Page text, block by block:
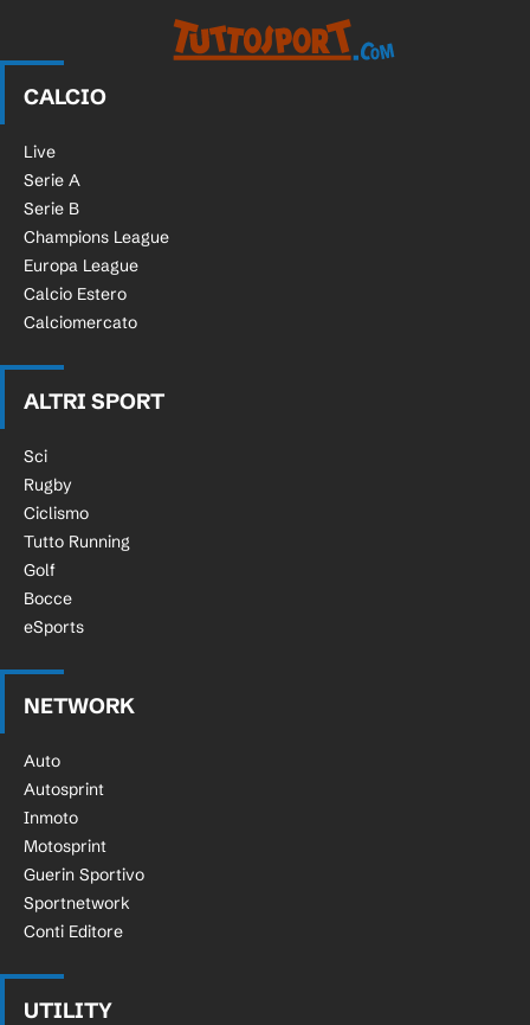
CALCIO
Live
Serie A
Serie B
Champions League
Europa League
Calcio Estero
Calciomercato
ALTRI SPORT
Sci
Rugby
Ciclismo
Tutto Running
Golf
Bocce
eSports
NETWORK
Auto
Autosprint
Inmoto
Motosprint
Guerin Sportivo
Sportnetwork
Conti Editore
UTILITY